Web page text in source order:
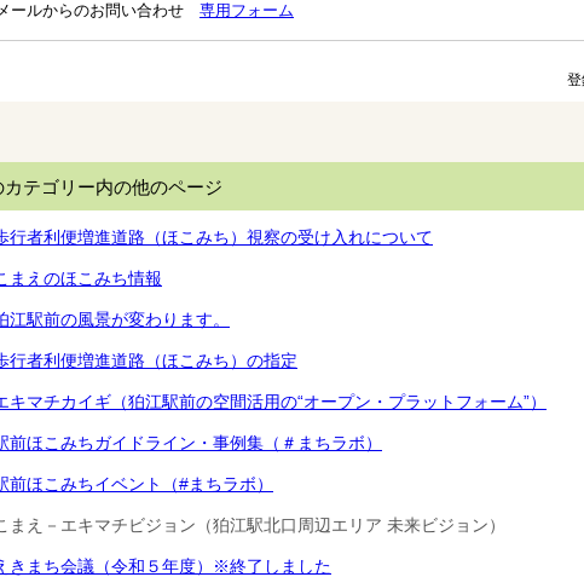
ールからのお問い合わせ 専用フォーム
登
カテゴリー内の他のページ
行者利便増進道路（ほこみち）視察の受け入れについて
まえのほこみち情報
江駅前の風景が変わります。
行者利便増進道路（ほこみち）の指定
キマチカイギ（狛江駅前の空間活用の“オープン・プラットフォーム”）
前ほこみちガイドライン・事例集（＃まちラボ）
前ほこみちイベント（#まちラボ）
まえ－エキマチビジョン（狛江駅北口周辺エリア 未来ビジョン）
きまち会議（令和５年度）※終了しました